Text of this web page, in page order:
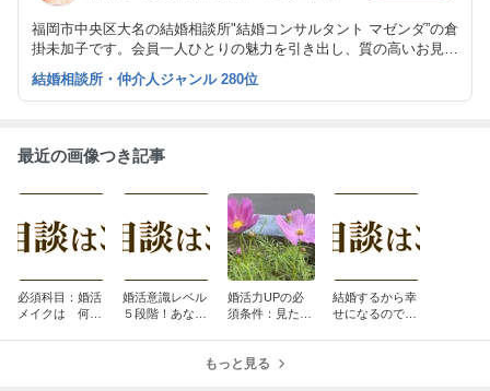
福岡市中央区大名の結婚相談所"結婚コンサルタント マゼンダ”の倉
掛未加子です。会員一人ひとりの魅力を引き出し、質の高いお見合
いを行っております。
結婚相談所・仲介人ジャンル 280位
最近の画像つき記事
必須科目：婚活
メイクは 何故
婚活意識レベル
５段階！あなた
婚活力UPの必
須条件：見た目
結婚するから幸
せになるのでは
もっと見る